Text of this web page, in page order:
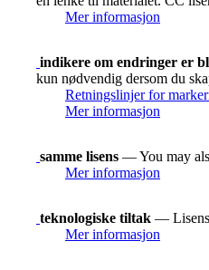
Mer informasjon
indikere om endringer er
kun nødvendig dersom du
Retningslinjer for
Mer informasjon
samme lisens — You may
Mer informasjon
teknologiske tiltak —
Mer informasjon